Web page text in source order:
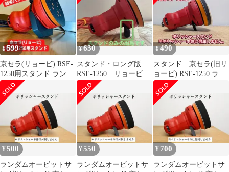
¥599
京セラ(リョービ) RSE-
1250用スタンド ランダ
ムオービットサンダ用
¥630
スタンド・ロング版
RSE-1250 リョービ
京セラ ランダムオー
ビットサンダ
¥490
スタンド 京セラ(旧リ
ョービ) RSE-1250 ラン
ダムオービットサンダ
用
¥500
ランダムオービットサ
¥550
ランダムオービットサ
¥ 700
ランダムオービットサ